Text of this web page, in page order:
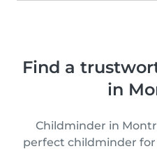
Find a
in
Childminder in
perfect childminder